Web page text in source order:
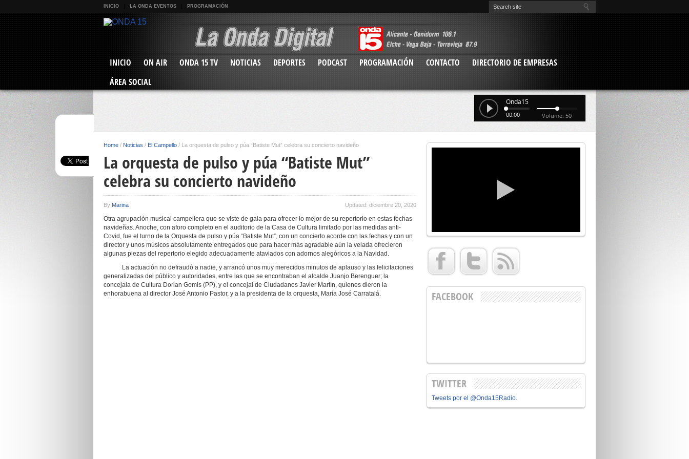
INICIO LA ONDA EVENTOS PROGRAMACIÓN
INICIO ON AIR ONDA 15 TV NOTICIAS DEPORTES PODCAST PROGRAMACIÓN CONTACTO
DIRECTORIO DE EMPRESAS
ÁREA SOCIAL
Onda15
00:00 Volume: 50
Home / Noticias / El Campello / La orquesta de pulso y púa “Batiste Mut” celebra su concierto navideño
La orquesta de pulso y púa “Batiste Mut”
celebra su concierto navideño
By Marina Updated: diciembre 20, 2020
Otra agrupación musical campellera que se viste de gala para ofrecer lo mejor de su repertorio en estas fechas
navideñas. Anoche, con aforo completo en el auditorio de la Casa de Cultura limitado por las medidas anti-
Covid, fue el turno de la Orquesta de pulso y púa “Batiste Mut”, con un concierto acorde con las fechas y con un
director y unos músicos absolutamente entregados que para hacer más agradable aún la velada ofrecieron
algunas piezas del repertorio elegido adecuadamente ataviados con adornos alegóricos a la Navidad.
La actuación no defraudó a nadie, y arrancó unos muy merecidos minutos de aplauso y las felicitaciones
generalizadas del público y autoridades, entre las que se encontraban el alcalde Juanjo Berenguer; la
concejala de Cultura Dorian Gomis (PP), y el concejal de Ciudadanos Javier Martín, quienes dieron la
enhorabuena al director José Antonio Pastor, y a la presidenta de la orquesta, María José Carratalá.
FACEBOOK
TWITTER
Tweets por el @Onda15Radio.